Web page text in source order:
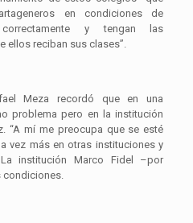
en condiciones de
correctamente y tengan las
ellos reciban sus clases”.
Meza recordó que en una
problema pero en la institución
“A mí me preocupa que se esté
vez más en otras instituciones y
institución Marco Fidel –por
condiciones.